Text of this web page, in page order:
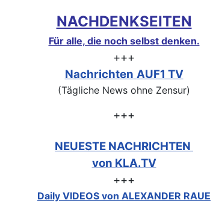
NACHDENKSEITEN
Für alle, die noch selbst denken.
+++
Nachrichten AUF1 TV
(Tägliche News ohne Zensur)
+++
NEUESTE NACHRICHTEN
von KLA.TV
+++
Daily VIDEOS von ALEXANDER RAUE